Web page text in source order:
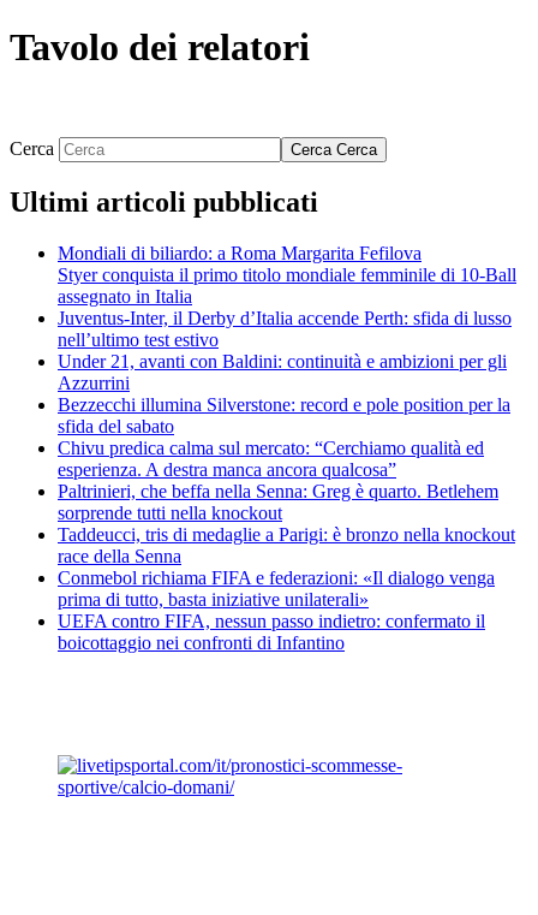
Tavolo dei relatori
Cerca Cerca Cerca
Ultimi articoli pubblicati
Mondiali di biliardo: a Roma Margarita Fefilova
Styer conquista il primo titolo mondiale femminile di 10-Ball
assegnato in Italia
Juventus-Inter, il Derby d’Italia accende Perth: sfida di lusso
nell’ultimo test estivo
Under 21, avanti con Baldini: continuità e ambizioni per gli
Azzurrini
Bezzecchi illumina Silverstone: record e pole position per la
sfida del sabato
Chivu predica calma sul mercato: “Cerchiamo qualità ed
esperienza. A destra manca ancora qualcosa”
Paltrinieri, che beffa nella Senna: Greg è quarto. Betlehem
sorprende tutti nella knockout
Taddeucci, tris di medaglie a Parigi: è bronzo nella knockout
race della Senna
Conmebol richiama FIFA e federazioni: «Il dialogo venga
prima di tutto, basta iniziative unilaterali»
UEFA contro FIFA, nessun passo indietro: confermato il
boicottaggio nei confronti di Infantino